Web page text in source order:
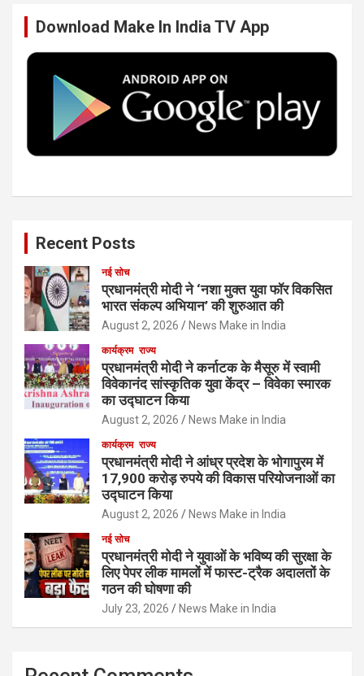
o
k
r I
n
e
Download Make In India TV App
Recent Posts
नई सोच
प्रधानमंत्री मोदी ने ‘नशा मुक्त युवा फॉर विकसित
भारत संकल्प अभियान’ की शुरुआत की
August 2, 2026 News Make in India
कार्यक्रम राज्य
प्रधानमंत्री मोदी ने कर्नाटक के मैसूरु में स्वामी
विवेकानंद सांस्कृतिक युवा केंद्र – विवेका स्मारक
का उद्घाटन किया
August 2, 2026 News Make in India
कार्यक्रम राज्य
प्रधानमंत्री मोदी ने आंध्र प्रदेश के भोगापुरम में
17,900 करोड़ रुपये की विकास परियोजनाओं का
उद्घाटन किया
August 2, 2026 News Make in India
नई सोच
प्रधानमंत्री मोदी ने युवाओं के भविष्य की सुरक्षा के
लिए पेपर लीक मामलों में फास्ट-ट्रैक अदालतों के
गठन की घोषणा की
July 23, 2026 News Make in India